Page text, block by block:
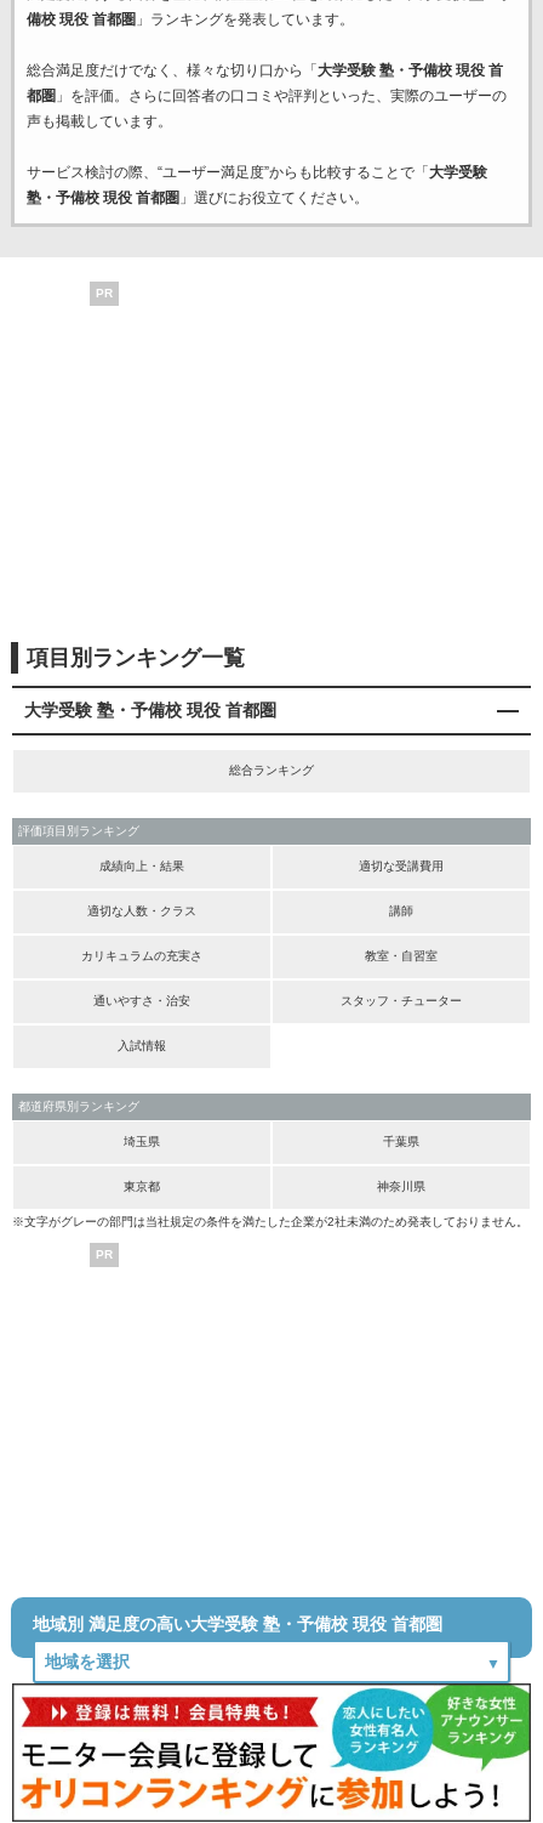
備校 現役 首都圏 」ランキングを発表しています。
総合満足度だけでなく、様々な切り口から「 大学受験 塾・予備校 現役 首
都圏 」を評価。さらに回答者の口コミや評判といった、実際のユーザーの
声も掲載しています。
サービス検討の際、“ユーザー満足度”からも比較することで「 大学受験
塾・予備校 現役 首都圏 」選びにお役立てください。
PR
項目別ランキング一覧
大学受験 塾・予備校 現役 首都圏
総合ランキング
評価項目別ランキング
成績向上・結果 適切な受講費用
適切な人数・クラス 講師
カリキュラムの充実さ 教室・自習室
通いやすさ・治安 スタッフ・チューター
入試情報
都道府県別ランキング
埼玉県 千葉県
東京都 神奈川県
※文字がグレーの部門は当社規定の条件を満たした企業が2社未満のため発表しておりません。
PR
地域別 満足度の高い大学受験 塾・予備校 現役 首都圏